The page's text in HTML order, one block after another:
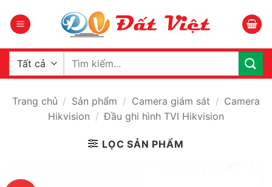
qua
dung
Tìm
Trang chủ / Sản phẩm / Camera giám sát / Camera
Hikvision / Đầu ghi hình TVI Hikvision
LỌC SẢN PHẨM